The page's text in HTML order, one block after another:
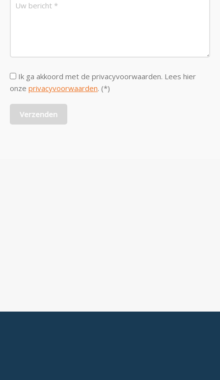
Ik ga akkoord met de privacyvoorwaarden. Lees hier
onze privacyvoorwaarden. (*)